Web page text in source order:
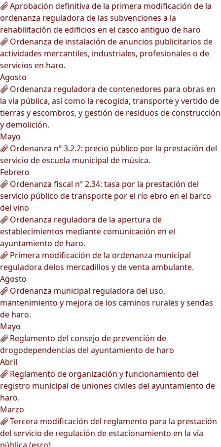
Aprobación definitiva de la primera modificación de la
ordenanza reguladora de las subvenciones a la
rehabilitación de edificios en el casco antiguo de haro
Ordenanza de instalación de anuncios publicitarios de
actividades mercantiles, industriales, profesionales o de
servicios en haro.
Agosto
Ordenanza reguladora de contenedores para obras en
la vía pública, así como la recogida, transporte y vertido de
tierras y escombros, y gestión de residuos de construcción
y demolición.
Mayo
Ordenanza nº 3.2.2: precio público por la prestación del
servicio de escuela municipal de música.
Febrero
Ordenanza fiscal nº 2.34: tasa por la prestación del
servicio público de transporte por el río ebro en el barco
del vino
Ordenanza reguladora de la apertura de
establecimientos mediante comunicación en el
ayuntamiento de haro.
Primera modificación de la ordenanza municipal
reguladora delos mercadillos y de venta ambulante.
Agosto
Ordenanza municipal reguladora del uso,
mantenimiento y mejora de los caminos rurales y sendas
de haro.
Mayo
Reglamento del consejo de prevención de
drogodependencias del ayuntamiento de haro
Abril
Reglamento de organización y funcionamiento del
registro municipal de uniones civiles del ayuntamiento de
haro.
Marzo
Tercera modificación del reglamento para la prestación
del servicio de regulación de estacionamiento en la vía